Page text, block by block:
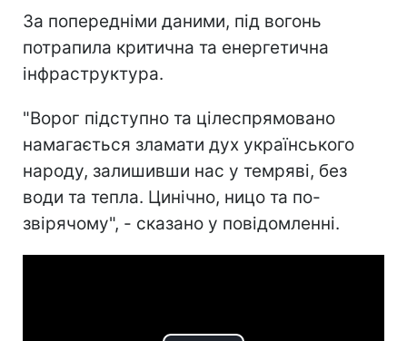
За попередніми даними, під вогонь
потрапила критична та енергетична
інфраструктура.
"Ворог підступно та цілеспрямовано
намагається зламати дух українського
народу, залишивши нас у темряві, без
води та тепла. Цинічно, ницо та по-
звірячому", - сказано у повідомленні.